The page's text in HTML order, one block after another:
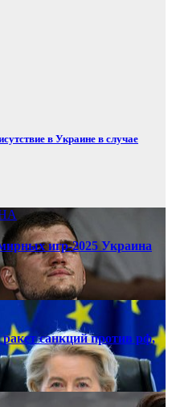
в Украине в случае
игр-2025 Украина
санкций против рф,